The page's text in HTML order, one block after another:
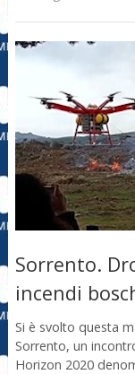
Sorrento.
incendi
Si è svolto questa
Sorrento, un
Horizon 2020